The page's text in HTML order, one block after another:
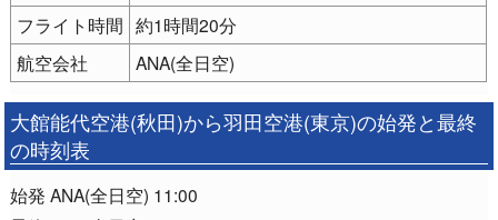
フライト時間 約1時間20分
航空会社
ANA(全日空)
大館能代空港(秋田)から羽田空港(東京)の始発と最終
の時刻表
始発 ANA(全日空) 11:00